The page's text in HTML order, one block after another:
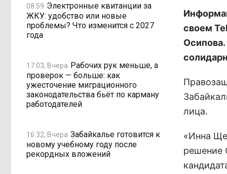
08:59 Электронные квитанции за
ЖКУ: удобство или новые
проблемы? Что изменится с 2027
года
17:03, Вчера Рабочих рук меньше, а
проверок — больше: как
ужесточение миграционного
законодательства бьёт по карману
работодателей
16:32, Вчера Забайкалье готовится к
новому учебному году после
рекордных вложений
своем
лица.
«Инна
решение